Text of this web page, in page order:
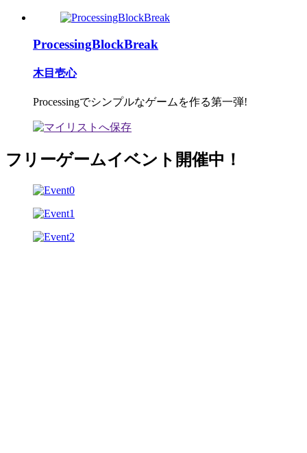
ProcessingBlockBreak
木目壱心
Processingでシンプルなゲームを作る第一弾!
フリーゲームイベント開催中！